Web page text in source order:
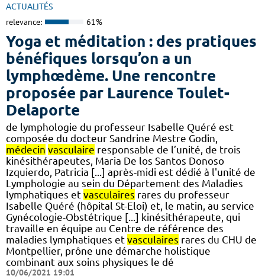
ACTUALITÉS
relevance: 61%
Yoga et méditation : des pratiques
bénéfiques lorsqu’on a un
lymphœdème. Une rencontre
proposée par Laurence Toulet-
Delaporte
de lymphologie du professeur Isabelle Quéré est
composée du docteur Sandrine Mestre Godin,
médecin vasculaire responsable de l’unité, de trois
kinésithérapeutes, Maria De los Santos Donoso
Izquierdo, Patricia [...] après-midi est dédié à l'unité de
Lymphologie au sein du Département des Maladies
lymphatiques et vasculaires rares du professeur
Isabelle Quéré (hôpital St-Eloi) et, le matin, au service
Gynécologie-Obstétrique [...] kinésithérapeute, qui
travaille en équipe au Centre de référence des
maladies lymphatiques et vasculaires rares du CHU de
Montpellier, prône une démarche holistique
combinant aux soins physiques le dé
10/06/2021 19:01